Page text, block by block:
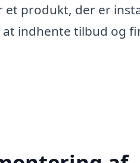
et produkt, der er
at indhente tilbud og